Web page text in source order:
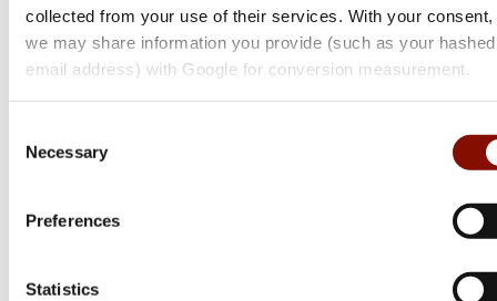
collected from your use of their services. With your consent,
we may share information you provide (such as your hashed
email address) with Google for conversion measurement.
Selection
Necessary
Preferences
Statistics
S20 | Hunter
Från 24 999 kr